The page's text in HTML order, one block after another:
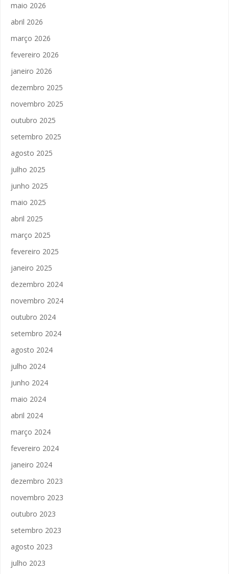
maio 2026
abril 2026
março 2026
fevereiro 2026
janeiro 2026
dezembro 2025
novembro 2025
outubro 2025
setembro 2025
agosto 2025
julho 2025
junho 2025
maio 2025
abril 2025
março 2025
fevereiro 2025
janeiro 2025
dezembro 2024
novembro 2024
outubro 2024
setembro 2024
agosto 2024
julho 2024
junho 2024
maio 2024
abril 2024
março 2024
fevereiro 2024
janeiro 2024
dezembro 2023
novembro 2023
outubro 2023
setembro 2023
agosto 2023
julho 2023